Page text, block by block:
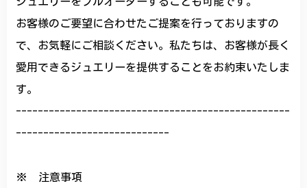
お客様のご要望に合わせたご提案を行っておりますの
で、お気軽にご相談ください。私たちは、お客様が長く
愛用できるジュエリーを提供することをお約束いたしま
す。
--------------------------------------------------
----------------------------
※ 注意事項